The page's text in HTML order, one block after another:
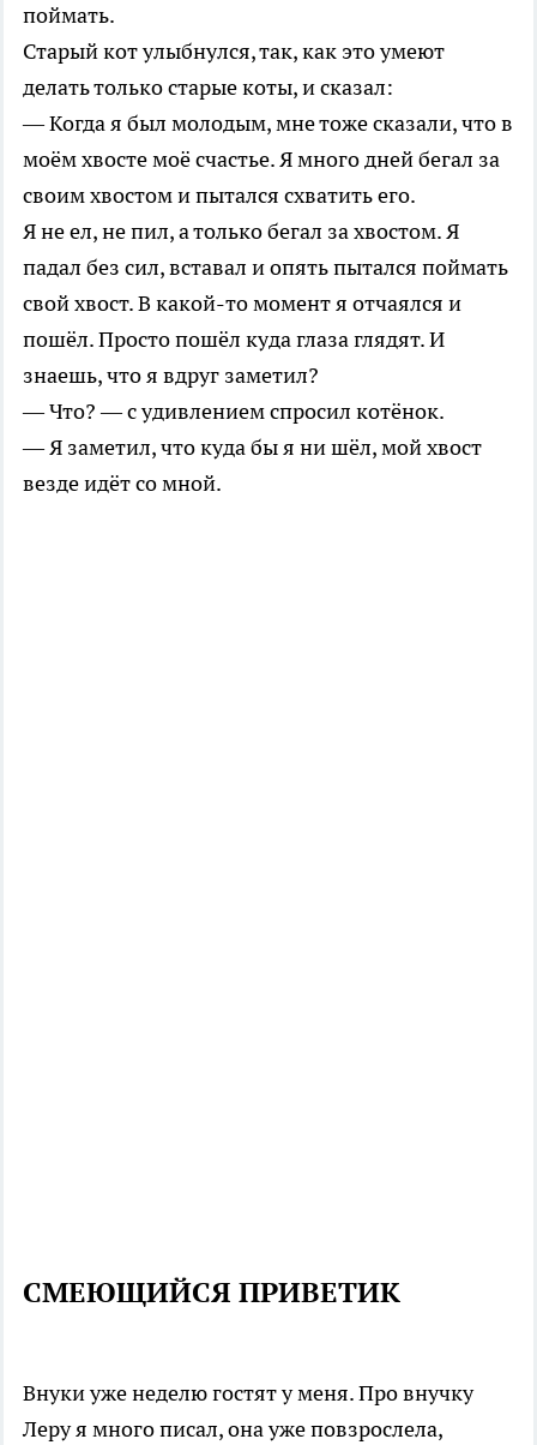
поймать.
Старый кот улыбнулся, так, как это умеют
делать только старые коты, и сказал:
— Когда я был молодым, мне тоже сказали, что в
моём хвосте моё счастье. Я много дней бегал за
своим хвостом и пытался схватить его.
Я не ел, не пил, а только бегал за хвостом. Я
падал без сил, вставал и опять пытался поймать
свой хвост. В какой-то момент я отчаялся и
пошёл. Просто пошёл куда глаза глядят. И
знаешь, что я вдруг заметил?
— Что? — с удивлением спросил котёнок.
— Я заметил, что куда бы я ни шёл, мой хвост
везде идёт со мной.
СМЕЮЩИЙСЯ ПРИВЕТИК
Внуки уже неделю гостят у меня. Про внучку
Леру я много писал, она уже повзрослела,